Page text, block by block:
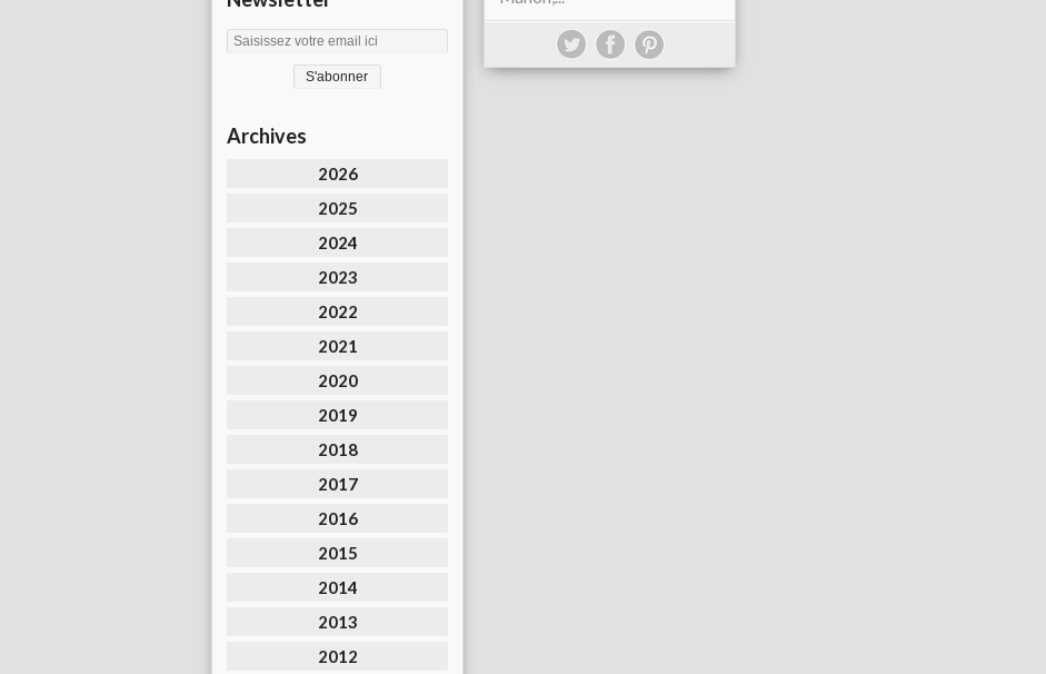
Archives
2026
2025
2024
2023
2022
2021
2020
2019
2018
2017
2016
2015
2014
2013
2012